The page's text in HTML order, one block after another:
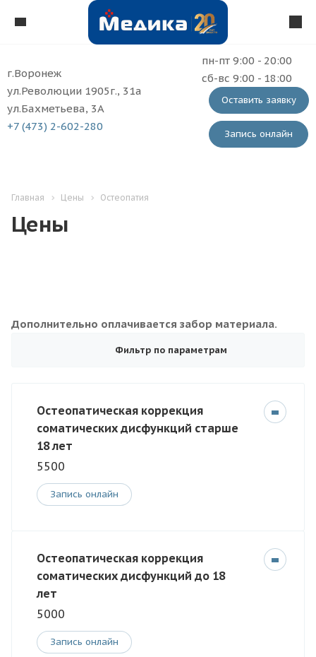
г.Воронеж
ул.Революции 1905г., 31а
ул.Бахметьева, 3А
+7 (473) 2-602-280
пн-пт 9:00 - 20:00
сб-вс 9:00 - 18:00
Оставить заявку
Запись онлайн
Главная Цены Остеопатия
Цены
Дополнительно оплачивается забор материала.
Фильтр по параметрам
Остеопатическая коррекция
соматических дисфункций старше
18 лет
5500
Запись онлайн
Остеопатическая коррекция
соматических дисфункций до 18
лет
5000
Запись онлайн